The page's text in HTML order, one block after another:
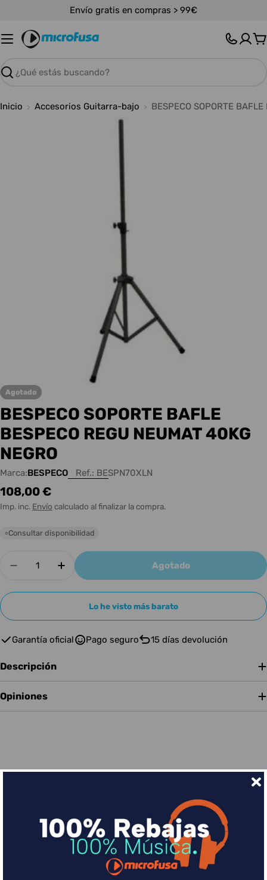
contenido
Envío gratis en compras > 99€
Buscar
Inicio Accesorios Guitarra-bajo BESPECO SOPORTE
Agotado
BESPECO SOPORTE BAFLE
BESPECO REGU NEUMAT 40KG
NEGRO
Marca:BESPECO Ref.: BESPN70XLN
Precio
habitual
108,00 €
Imp. inc. Envío calculado al finalizar la compra.
○Consultar disponibilidad
Disminuir cantidad para BESPECO SOPORTE
Aumentar cantidad para BESPECO
Agotado
Lo he visto más barato
Garantía oficial Pago seguro 15 días devolución
Descripción
Opiniones
Financia tus compras con Sequra
Divide en 3 sin coste o hasta en 18 meses por una
pequeña cuota al mes con Sequra
Más info